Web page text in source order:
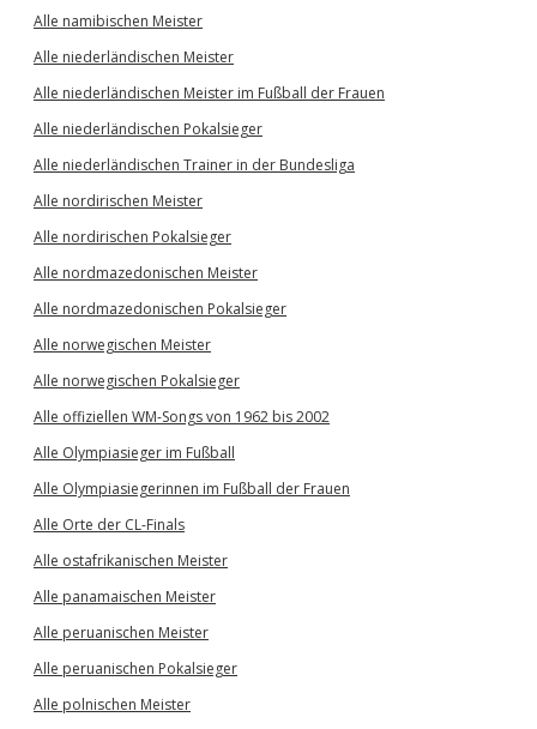
Alle namibischen Meister
Alle niederländischen Meister
Alle niederländischen Meister im Fußball der Frauen
Alle niederländischen Pokalsieger
Alle niederländischen Trainer in der Bundesliga
Alle nordirischen Meister
Alle nordirischen Pokalsieger
Alle nordmazedonischen Meister
Alle nordmazedonischen Pokalsieger
Alle norwegischen Meister
Alle norwegischen Pokalsieger
Alle offiziellen WM-Songs von 1962 bis 2002
Alle Olympiasieger im Fußball
Alle Olympiasiegerinnen im Fußball der Frauen
Alle Orte der CL-Finals
Alle ostafrikanischen Meister
Alle panamaischen Meister
Alle peruanischen Meister
Alle peruanischen Pokalsieger
Alle polnischen Meister